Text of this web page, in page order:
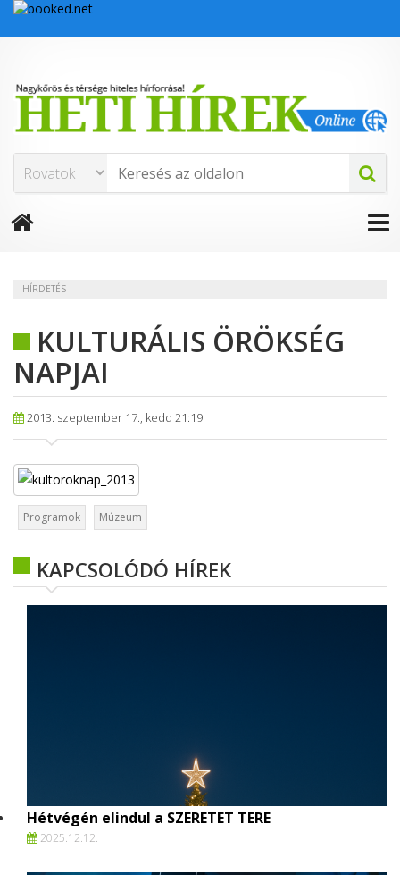
HÍRDETÉS
KULTURÁLIS ÖRÖKSÉG
NAPJAI
2013. szeptember 17., kedd 21:19
Programok Múzeum
KAPCSOLÓDÓ HÍREK
Hétvégén elindul a SZERETET TERE
2025.12.12.